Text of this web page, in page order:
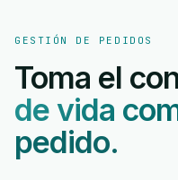
GESTIÓN DE PEDIDOS
Toma el
de vida
pedido.